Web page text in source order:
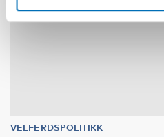
VELFERDSPOLITIKK